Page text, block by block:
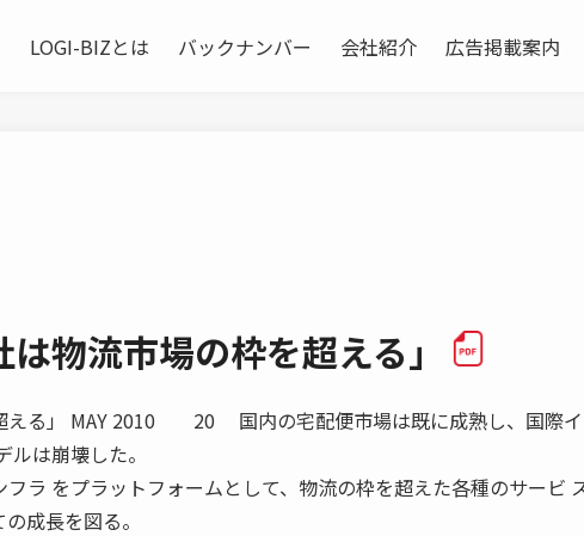
LOGI-BIZとは バックナンバー 会社紹介 広告掲載案内
物流市場の枠を超える」
超える」 MAY 2010 20 国内の宅配便市場は既に成熟し、国際
は崩壊した。
ラ をプラットフォームとして、物流の枠を超えた各種のサービ
成長を図る。